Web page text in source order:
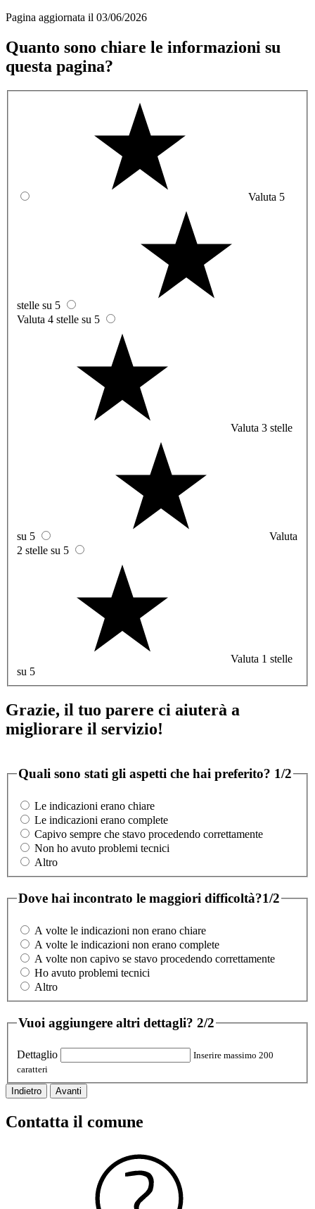
Pagina aggiornata il 03/06/2026
Quanto sono chiare le informazioni su
questa pagina?
Valuta 5
stelle su 5
Valuta 4 stelle su 5
Valuta 3 stelle
su 5
Valuta
2 stelle su 5
Valuta 1 stelle
su 5
Grazie, il tuo parere ci aiuterà a
migliorare il servizio!
Quali sono stati gli aspetti che hai preferito? 1/2
Le indicazioni erano chiare
Le indicazioni erano complete
Capivo sempre che stavo procedendo correttamente
Non ho avuto problemi tecnici
Altro
Dove hai incontrato le maggiori difficoltà?1/2
A volte le indicazioni non erano chiare
A volte le indicazioni non erano complete
A volte non capivo se stavo procedendo correttamente
Ho avuto problemi tecnici
Altro
Vuoi aggiungere altri dettagli? 2/2
Dettaglio
Inserire massimo 200
caratteri
Indietro Avanti
Contatta il comune